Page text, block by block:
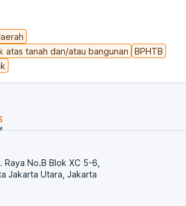
atas tanah dan/atau bangunan
BPHTB
No.B Blok XC 5-6,
Jakarta Utara, Jakarta